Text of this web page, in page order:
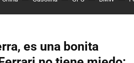
es una bonita